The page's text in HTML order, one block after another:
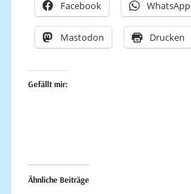
Facebook WhatsApp
Mastodon Drucken
Gefällt mir:
Ähnliche Beiträge